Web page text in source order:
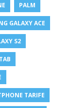
PALM
GALAXY ACE
S2
TARIFE